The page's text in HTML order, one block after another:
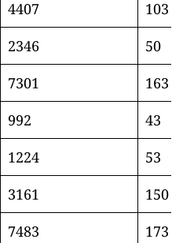
4407
103
2346
50
7301
163
992
43
1224
53
3161
150
7483
173